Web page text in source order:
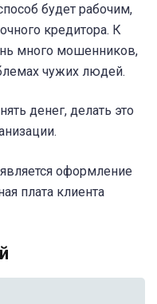
будет рабочим,
кредитора. К
много мошенников,
чужих людей.
денег, делать это
оформление
плата клиента